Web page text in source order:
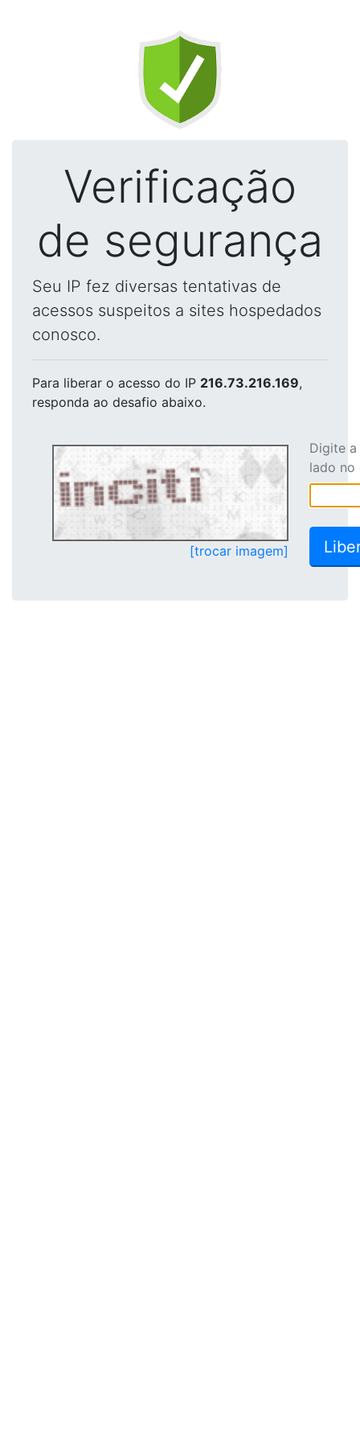
Verificação
de segurança
Seu IP fez diversas tentativas de
acessos suspeitos a sites hospedados
conosco.
Para liberar o acesso do IP 216.73.216.169,
responda ao desafio abaixo.
[trocar imagem]
Digite
lado no